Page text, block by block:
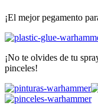
¡El mejor pegamento
¡No te olvides de tu
pinceles!